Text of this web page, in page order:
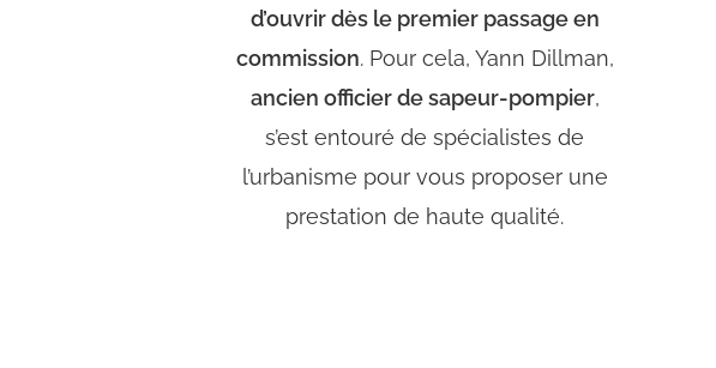
d’ouvrir dès le premier passage en
commission. Pour cela, Yann Dillman,
ancien officier de sapeur-pompier,
s’est entouré de spécialistes de
l’urbanisme pour vous proposer une
prestation de haute qualité.